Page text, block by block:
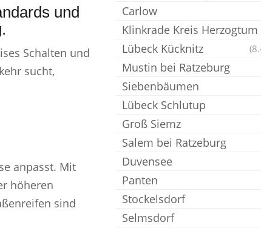
und
Schalten und
sucht,
anpasst. Mit
höheren
sind
Carlow
Klinkrade Kreis
Lübeck Kücknitz
Mustin bei Ratzeburg
Siebenbäumen
Lübeck Schlutup
Groß Siemz
Salem bei Ratzeburg
Duvensee
Panten
Stockelsdorf
Selmsdorf